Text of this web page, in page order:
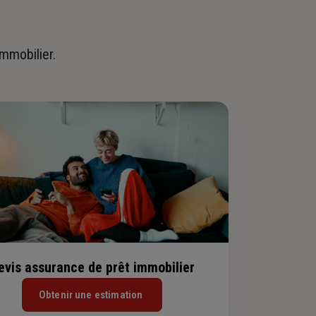
assurance de prêt immobilier
Obtenir une estimation